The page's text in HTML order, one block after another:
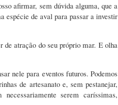
afirmar, sem dúvida alguma, que a
espécie de aval para passar a investir
atração do seu próprio mar. E olha
nele para eventos futuros. Podemos
de artesanato e, sem pestanejar,
serem caríssimas,